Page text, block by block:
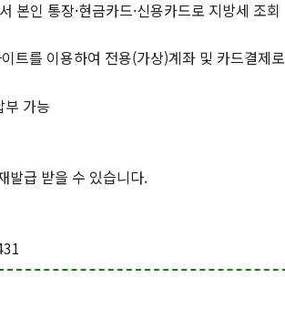
본인 통장·현금카드·신용카드로 지방세 조회
트를 이용하여 전용(가상)계좌 및 카드결제로
가능
발급 받을 수 있습니다.